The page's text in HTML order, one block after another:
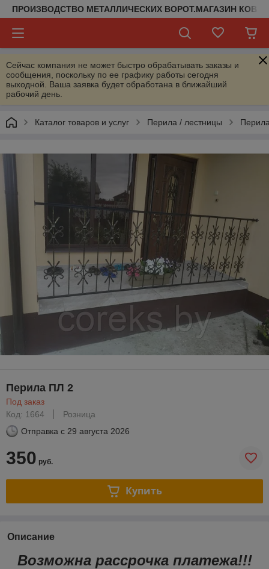
ПРОИЗВОДСТВО МЕТАЛЛИЧЕСКИХ ВОРОТ.МАГАЗИН
Сейчас компания не может быстро обрабатывать заказы и
сообщения, поскольку по ее графику работы сегодня
выходной. Ваша заявка будет обработана в ближайший
рабочий день.
Каталог товаров и услуг Перила / лестницы
Перила ПЛ 2
Под заказ
Код: 1664
Розница
Отправка с 29 августа 2026
350 руб.
Купить
Описание
Возможна рассрочка платежа!!!